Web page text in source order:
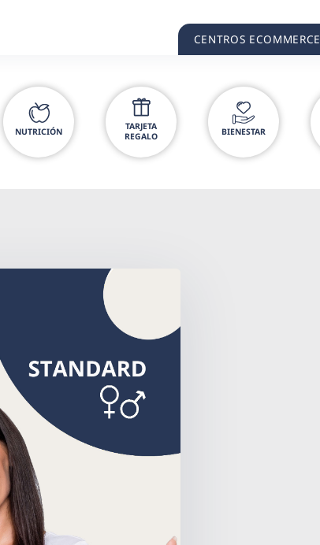
CENTROS ECOMMERCE
NUTRICIÓN
TARJETA
REGALO
BIENESTAR